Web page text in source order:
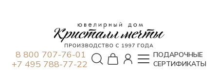
8 800 707-76-01
+7 495 788-77-22
ПОДАРОЧНЫЕ
СЕРТИФИКАТЫ